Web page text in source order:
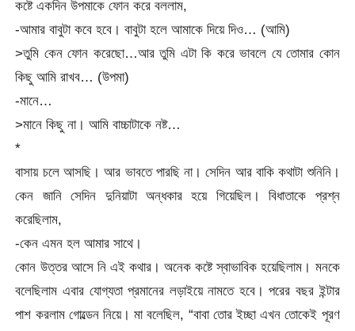
কষ্টে একদিন উপমাকে ফোন করে বললাম,
-আমার বাবুটা কবে হবে। বাবুটা হলে আমাকে দিয়ে দিও… (আমি)
>তুমি কেন ফোন করেছো…আর তুমি এটা কি করে ভাবলে যে তোমার কোন
কিছু আমি রাখব… (উপমা)
-মানে…
>মানে কিছু না। আমি বাচ্চাটাকে নষ্ট…
*
বাসায় চলে আসছি। আর ভাবতে পারছি না। সেদিন আর বাকি কথাটা শুনিনি।
কেন জানি সেদিন দুনিয়াটা অন্ধকার হয়ে গিয়েছিল। বিধাতাকে প্রশ্ন
করেছিলাম,
-কেন এমন হল আমার সাথে।
কোন উত্তর আসে নি এই কথার। অনেক কষ্টে স্বাভাবিক হয়েছিলাম। মনকে
বলেছিলাম এবার যোগ্যতা প্রমানের লড়াইয়ে নামতে হবে। পরের বছর ইন্টার
পাশ করলাম গোল্ডেন নিয়ে। মা বলেছিল, “বাবা তোর ইচ্ছা এখন তোকেই পূরণ